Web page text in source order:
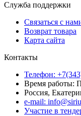
Служба поддержки
Связаться с
Возврат товара
Карта сайта
Контакты
Телефон:
Время работы:
Россия,
e-mail:
Участие в